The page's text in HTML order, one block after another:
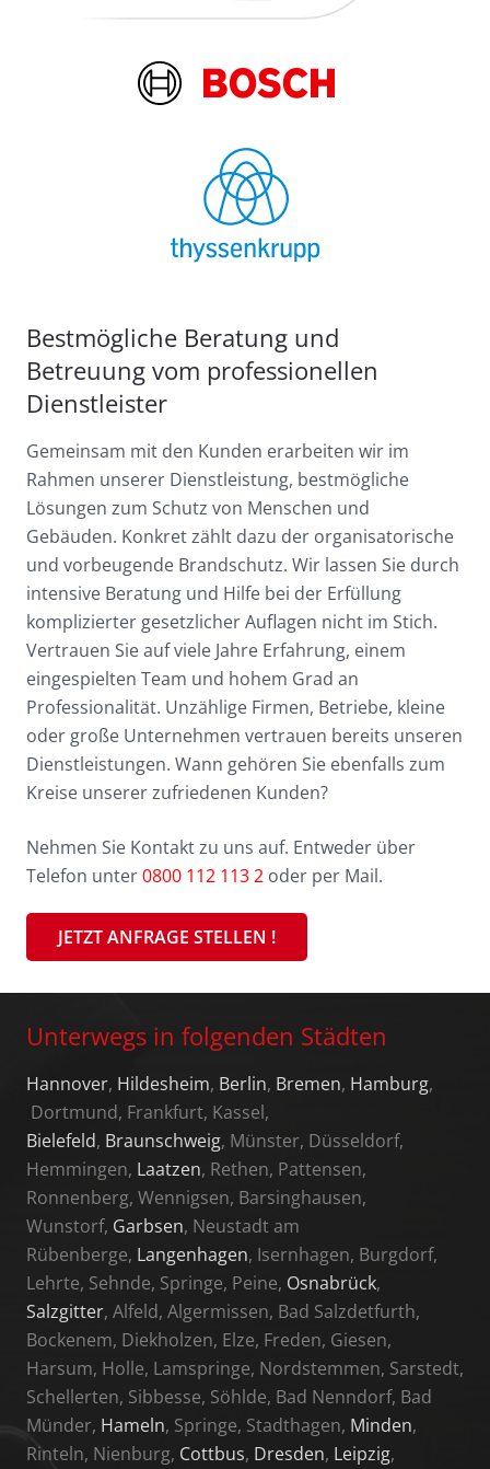
Bestmögliche Beratung und
Betreuung vom professionellen
Dienstleister
Gemeinsam mit den Kunden erarbeiten wir im
Rahmen unserer Dienstleistung, bestmögliche
Lösungen zum Schutz von Menschen und
Gebäuden. Konkret zählt dazu der organisatorische
und vorbeugende Brandschutz. Wir lassen Sie durch
intensive Beratung und Hilfe bei der Erfüllung
komplizierter gesetzlicher Auflagen nicht im Stich.
Vertrauen Sie auf viele Jahre Erfahrung, einem
eingespielten Team und hohem Grad an
Professionalität. Unzählige Firmen, Betriebe, kleine
oder große Unternehmen vertrauen bereits unseren
Dienstleistungen. Wann gehören Sie ebenfalls zum
Kreise unserer zufriedenen Kunden?
Nehmen Sie Kontakt zu uns auf. Entweder über
Telefon unter0800 112 113 2 oder per Mail.
JETZT ANFRAGE STELLEN !
Unterwegs in folgenden Städten
Hannover, Hildesheim, Berlin, Bremen, Hamburg,
Dortmund, Frankfurt, Kassel,
Bielefeld, Braunschweig, Münster, Düsseldorf,
Hemmingen, Laatzen, Rethen, Pattensen,
Ronnenberg, Wennigsen, Barsinghausen,
Wunstorf, Garbsen, Neustadt am
Rübenberge, Langenhagen, Isernhagen, Burgdorf,
Lehrte, Sehnde, Springe, Peine, Osnabrück,
Salzgitter, Alfeld, Algermissen, Bad Salzdetfurth,
Bockenem, Diekholzen, Elze, Freden, Giesen,
Harsum, Holle, Lamspringe, Nordstemmen, Sarstedt,
Schellerten, Sibbesse, Söhlde, Bad Nenndorf, Bad
Münder, Hameln, Springe, Stadthagen, Minden,
Rinteln, Nienburg, Cottbus, Dresden, Leipzig,